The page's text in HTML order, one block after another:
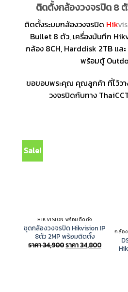
ติดตั้งกล้องวงจรปิด 8
ติดตั้งระบบกล้องวงจรปิด Hik
Bullet 8 ตัว, เครื่องบันทึก
กล้อง 8CH, Harddisk 2TB แล
พร้อมตู้
ขอขอบพระคุณ คุณลูกค้า ที่ไว้วา
วงจรปิดกับทาง
Sale!
HIKVISION พร้อมติดตั้ง
ชุดกล้องวงจรปิด Hikvision IP
8ตัว 2MP พร้อมติดตั้ง
ราคา34,900Original
price
ราคา34,800Current
price
กล้อง